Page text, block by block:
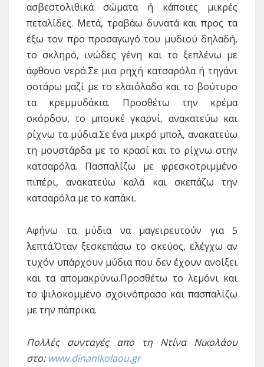
ασβεστολιθικά σώματα ή κάποιες μικρές
πεταλίδες. Μετά, τραβάω δυνατά και προς τα
έξω τον προ προσαγωγό του μυδιού δηλαδή,
το σκληρό, ινώδες γένη και το ξεπλένω με
άφθονο νερό.Σε μια ρηχή κατσαρόλα ή τηγάνι
σοτάρω μαζί με το ελαιόλαδο και το βούτυρο
τα κρεμμυδάκια. Προσθέτω την κρέμα
σκόρδου, το μπουκέ γκαρνί, ανακατεύω και
ρίχνω τα μύδια.Σε ένα μικρό μπολ, ανακατεύω
τη μουστάρδα με το κρασί και το ρίχνω στην
κατσαρόλα. Πασπαλίζω με φρεσκοτριμμένο
πιπέρι, ανακατεύω καλά και σκεπάζω την
κατσαρόλα με το καπάκι.
Αφήνω τα μύδια να μαγειρευτούν για 5
λεπτά.Όταν ξεσκεπάσω το σκεύος, ελέγχω αν
τυχόν υπάρχουν μύδια που δεν έχουν ανοίξει
και τα απομακρύνω.Προσθέτω το λεμόνι και
το ψιλοκομμένο σχοινόπρασο και πασπαλίζω
με την πάπρικα.
Πολλές συνταγές απο τη Ντίνα Νικολάου
στο:www.dinanikolaou.gr